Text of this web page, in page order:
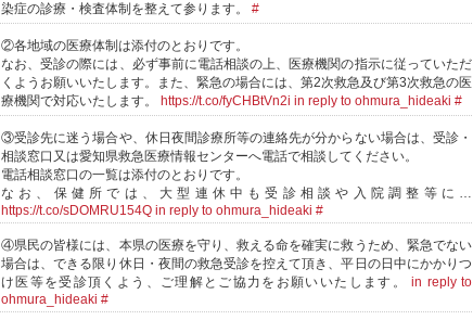
染症の診療・検査体制を整えて参ります。 #
②各地域の医療体制は添付のとおりです。
なお、受診の際には、必ず事前に電話相談の上、医療機関の指示に従っていただ
くようお願いいたします。また、緊急の場合には、第2次救急及び第3次救急の医
療機関で対応いたします。
https://t.co/fyCHBtVn2i in reply to ohmura_hideaki #
③受診先に迷う場合や、休日夜間診療所等の連絡先が分からない場合は、受診・
相談窓口又は愛知県救急医療情報センターへ電話で相談してください。
電話相談窓口の一覧は添付のとおりです。
なお、保健所では、大型連休中も受診相談や入院調整等に…
https://t.co/sDOMRU154Q in reply to ohmura_hideaki #
④県民の皆様には、本県の医療を守り、救える命を確実に救うため、緊急でない
場合は、できる限り休日・夜間の救急受診を控えて頂き、平日の日中にかかりつ
け医等を受診頂くよう、ご理解とご協力をお願いいたします。in reply to
ohmura_hideaki #